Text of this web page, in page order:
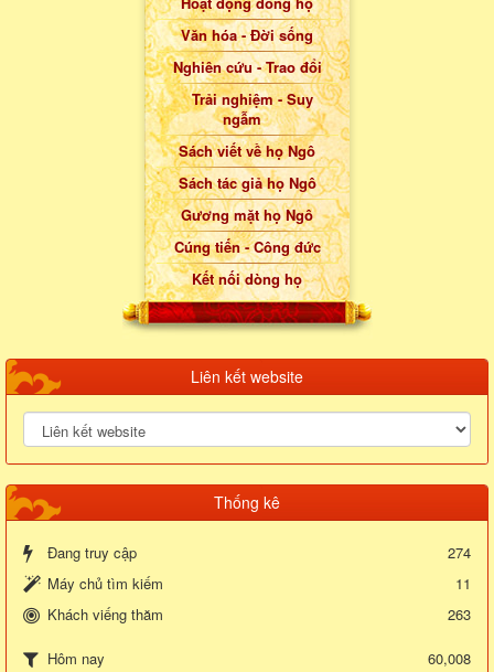
Văn hóa - Đời sống
Nghiên cứu - Trao đổi
Trải nghiệm - Suy
ngẫm
Sách viết về họ Ngô
Sách tác giả họ Ngô
Gương mặt họ Ngô
Cúng tiến - Công đức
Kết nối dòng họ
Liên kết website
Thống kê
Đang truy cập
274
Máy chủ tìm kiếm
11
Khách viếng thăm
263
Hôm nay
60,008